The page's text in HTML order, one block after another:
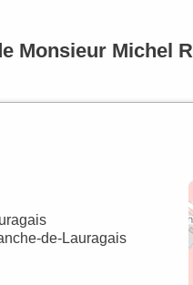
Monsieur Michel
de-Lauragais